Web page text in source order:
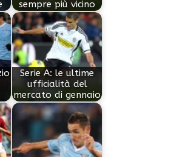
sempre più vicino
Serie A: le ultime
ufficialità del
mercato di gennaio